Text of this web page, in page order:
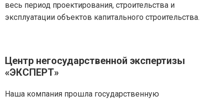
весь период проектирования, строительства и
эксплуатации объектов капитального строительства.
Центр негосударственной экспертизы
«ЭКСПЕРТ»
Наша компания прошла государственную